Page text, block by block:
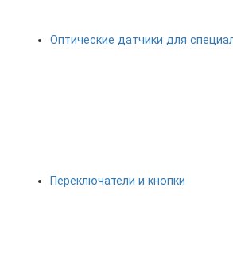
Оптические датчики для
Переключатели и кнопки